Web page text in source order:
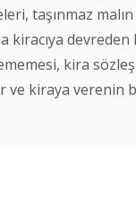
taşınmaz
kiracıya
kira
ve kiraya verenin